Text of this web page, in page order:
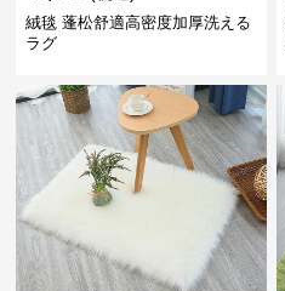
絨毯 蓬松舒適高密度加厚洗える
ラグ